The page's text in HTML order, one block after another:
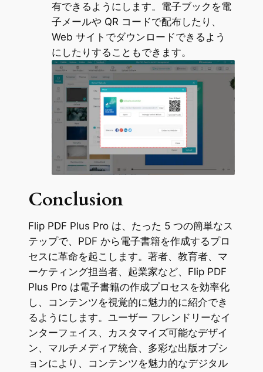
有できるようにします。電子ブックを電
子メールや QR コードで配布したり、
Web サイトでダウンロードできるよう
にしたりすることもできます。
Conclusion
Flip PDF Plus Pro は、たった 5 つの簡単なス
テップで、PDF から電子書籍を作成するプロ
セスに革命を起こします。著者、教育者、マ
ーケティング担当者、起業家など、Flip PDF
Plus Pro は電子書籍の作成プロセスを効率化
し、コンテンツを視覚的に魅力的に紹介でき
るようにします。ユーザー フレンドリーなイ
ンターフェイス、カスタマイズ可能なデザイ
ン、マルチメディア統合、多彩な出版オプシ
ョンにより、コンテンツを魅力的なデジタル